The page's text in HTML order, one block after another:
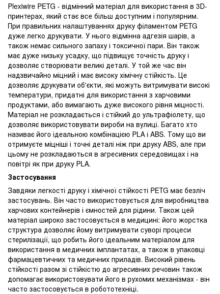
Plexiwire PETG - відмінний матеріал для використання в 3D-
принтерах, який стає все більш доступним і популярним.
При правильних налаштуваннях друку філаментом PETG
дуже легко друкувати. У нього відмінна адгезія шарів, а
також немає сильного запаху і токсичної пари. Він також
має дуже низьку усадку, що підвищує точність друку і
дозволяє створювати великі деталі. У той же час він
надзвичайно міцний і має високу хімічну стійкість. Це
дозволяє друкувати об'єкти, які можуть витримувати високі
температури, придатні для використання з харчовими
продуктами, або вимагають дуже високого рівня міцності.
Матеріал не розкладається і стійкий до ультрафіолету, що
дозволяє використовувати вироби на вулиці. Багато хто
називає його ідеальною комбінацією PLA і ABS. Тому що ви
отримуєте міцніші і точні деталі ніж при друку ABS, але при
цьому не розкладаються в агресивних середовищах і на
повітрі як при друку PLA.
Застосування
Завдяки легкості друку і хімічної стійкості PETG має безліч
застосувань. Він часто використовується для виробництва
харчових контейнерів і ємностей для рідини. Також цей
матеріал широко застосовується в медицині: його жорстка
структура дозволяє йому витримувати суворі процеси
стерилізації, що робить його ідеальним матеріалом для
використання в медичних імплантатах, а також в упаковці
фармацевтичних та медичних приладів. Високий рівень
стійкості разом зі стійкістю до агресивних речовин також
допомагає використовувати його в рухомих механізмах - він
часто застосовується в робототехніці.